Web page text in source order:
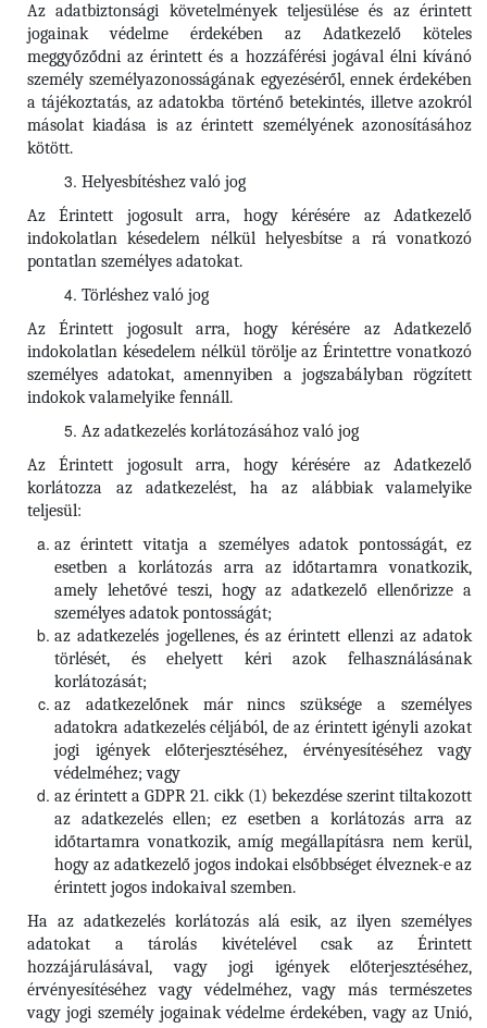
Az adatbiztonsági követelmények teljesülése és az érintett
jogainak védelme érdekében az Adatkezelő köteles
meggyőződni az érintett és a hozzáférési jogával élni kívánó
személy személyazonosságának egyezéséről, ennek érdekében
a tájékoztatás, az adatokba történő betekintés, illetve azokról
másolat kiadása is az érintett személyének azonosításához
kötött.
Helyesbítéshez való jog
Az Érintett jogosult arra, hogy kérésére az Adatkezelő
indokolatlan késedelem nélkül helyesbítse a rá vonatkozó
pontatlan személyes adatokat.
Törléshez való jog
Az Érintett jogosult arra, hogy kérésére az Adatkezelő
indokolatlan késedelem nélkül törölje az Érintettre vonatkozó
személyes adatokat, amennyiben a jogszabályban rögzített
indokok valamelyike fennáll.
Az adatkezelés korlátozásához való jog
Az Érintett jogosult arra, hogy kérésére az Adatkezelő
korlátozza az adatkezelést, ha az alábbiak valamelyike
teljesül:
az érintett vitatja a személyes adatok pontosságát, ez
esetben a korlátozás arra az időtartamra vonatkozik,
amely lehetővé teszi, hogy az adatkezelő ellenőrizze a
személyes adatok pontosságát;
az adatkezelés jogellenes, és az érintett ellenzi az adatok
törlését, és ehelyett kéri azok felhasználásának
korlátozását;
az adatkezelőnek már nincs szüksége a személyes
adatokra adatkezelés céljából, de az érintett igényli azokat
jogi igények előterjesztéséhez, érvényesítéséhez vagy
védelméhez; vagy
az érintett a GDPR 21. cikk (1) bekezdése szerint tiltakozott
az adatkezelés ellen; ez esetben a korlátozás arra az
időtartamra vonatkozik, amíg megállapításra nem kerül,
hogy az adatkezelő jogos indokai elsőbbséget élveznek-e az
érintett jogos indokaival szemben.
Ha az adatkezelés korlátozás alá esik, az ilyen személyes
adatokat a tárolás kivételével csak az Érintett
hozzájárulásával, vagy jogi igények előterjesztéséhez,
érvényesítéséhez vagy védelméhez, vagy más természetes
vagy jogi személy jogainak védelme érdekében, vagy az Unió,